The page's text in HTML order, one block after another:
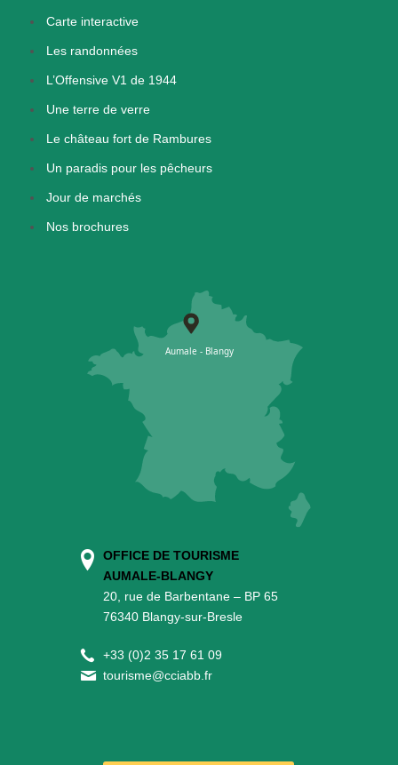
Carte interactive
Les randonnées
L’Offensive V1 de 1944
Une terre de verre
Le château fort de Rambures
Un paradis pour les pêcheurs
Jour de marchés
Nos brochures
OFFICE DE TOURISME
AUMALE-BLANGY
20, rue de Barbentane – BP 65
76340 Blangy-sur-Bresle
+33 (0)2 35 17 61 09
tourisme@cciabb.fr